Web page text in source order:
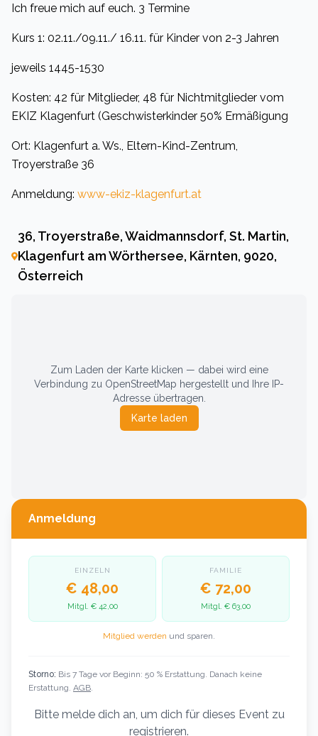
Ich freue mich auf euch. 3 Termine
Kurs 1: 02.11./09.11./ 16.11. für Kinder von 2-3 Jahren
jeweils 1445-1530
Kosten: 42 für Mitglieder, 48 für Nichtmitglieder vom
EKIZ Klagenfurt (Geschwisterkinder 50% Ermäßigung
Ort: Klagenfurt a. Ws., Eltern-Kind-Zentrum,
Troyerstraße 36
Anmeldung: www-ekiz-klagenfurt.at
36, Troyerstraße, Waidmannsdorf, St. Martin,
Klagenfurt am Wörthersee, Kärnten, 9020,
Österreich
Zum Laden der Karte klicken — dabei wird eine
Verbindung zu OpenStreetMap hergestellt und Ihre IP-
Adresse übertragen.
Karte laden
Anmeldung
EINZELN
€ 48,00
Mitgl. € 42,00
FAMILIE
€ 72,00
Mitgl. € 63,00
Mitglied werden und sparen.
Storno: Bis 7 Tage vor Beginn: 50 % Erstattung. Danach keine
Erstattung. AGB
Bitte melde dich an, um dich für dieses Event zu
registrieren.